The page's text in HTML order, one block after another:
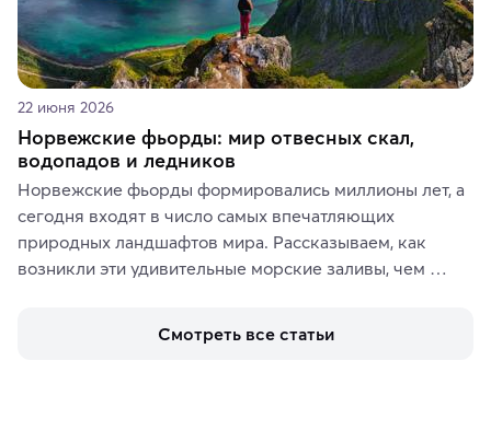
22 июня 2026
Норвежские фьорды: мир отвесных скал,
водопадов и ледников
Норвежские фьорды формировались миллионы лет, а
сегодня входят в число самых впечатляющих
природных ландшафтов мира. Рассказываем, как
возникли эти удивительные морские заливы, чем
включить в маршрут по Норвегии.
Смотреть все статьи